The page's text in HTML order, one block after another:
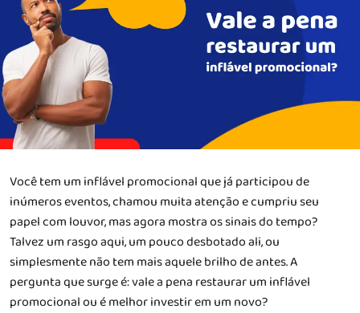
Você tem um inflável promocional que já participou de
inúmeros eventos, chamou muita atenção e cumpriu seu
papel com louvor, mas agora mostra os sinais do tempo?
Talvez um rasgo aqui, um pouco desbotado ali, ou
simplesmente não tem mais aquele brilho de antes. A
pergunta que surge é: vale a pena restaurar um inflável
promocional ou é melhor investir em um novo?